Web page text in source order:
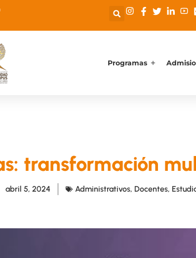
Programas
transformación
abril 5, 2024 Administrativos, Docentes,